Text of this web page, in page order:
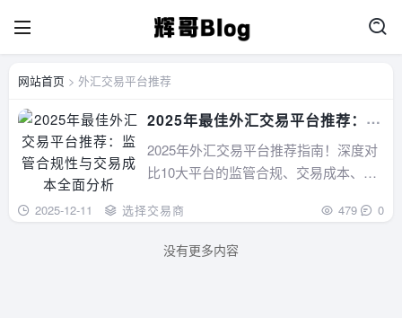
网站首页 > 外汇交易平台推荐
2025年最佳外汇交易平台推荐：监
管合规性与交易成本全面分析
2025年外汇交易平台推荐指南！深度对
比10大平台的监管合规、交易成本、杠
择。附详细2025年外汇交易平台排名对
2025-12-11 选择交易商 479 0
没有更多内容